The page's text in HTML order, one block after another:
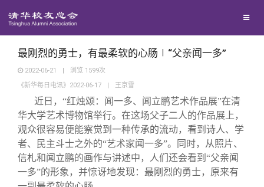
地区联络
年级联络
院系校友工作
专业委员会
回馈母校
捐赠项目
捐赠新闻
捐赠纪事
媒体平台
《清华校友通讯》
《水木清华》
百年清华
清华人物
校友服务
最刚烈的勇士，有最柔软的心肠∣“父亲闻一多”
2022-06-21 | 浏览 1599次
《新华每日电讯》2022-06-17
| 王京雪
近日，“红烛颂：闻一多、闻立鹏艺术作品展”在清
华大学艺术博物馆举行。在这场父子二人的作品展上，
观众很容易便能察觉到一种传承的流动，看到诗人、学
者、民主斗士之外的“艺术家闻一多”。同时，从照片、
信札和闻立鹏的画作与讲述中，人们还会看到“父亲闻
一多”的形象，并惊讶地发现：最刚烈的勇士，原来有